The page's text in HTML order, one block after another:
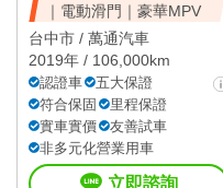
｜電動滑門｜豪華MPV
台中市 / 萬通汽車
2019年 / 106,000km
認證車
五大保證
符合保固
里程保證
實車實價
友善試車
非多元化營業用車
立即諮詢